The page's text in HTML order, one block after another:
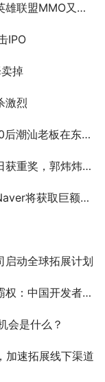
MMO又有戏了？
IPO
掉
激烈
板在东南亚“开挂”
：让西山居再次伟大！
将获取巨额利润
启动全球拓展计划
中国开发者羡慕
会是什么？
加速拓展线下渠道